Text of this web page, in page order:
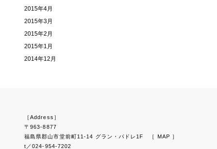
2015年4月
2015年3月
2015年2月
2015年1月
2014年12月
［Address］
〒963-8877
福島県郡山市堂前町11-14 グラン・パドレ1F
［ MAP ］
t／024-954-7202